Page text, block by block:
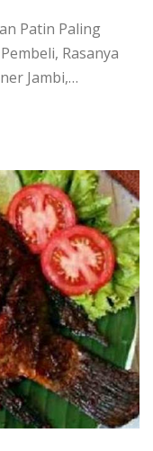
Patin Paling
Rasanya
Jambi,…